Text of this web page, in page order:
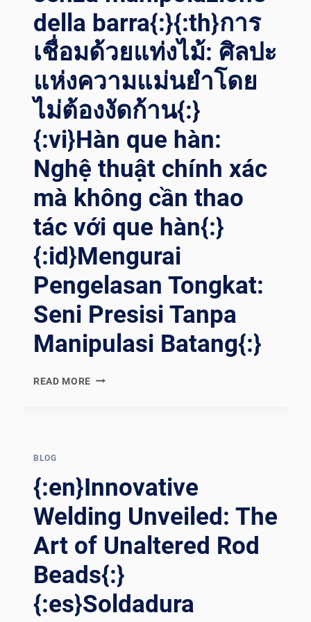
لتميز ف
ي ا
للحام ا
لفضائي ب
استخدام م
للحام{:}{:
YWARD: SV
ELARE L’
ECCELLENZA DE
LLA SA
LDATURA AE
ROSPAZIALE CO
N I
MA
NIPOLATORI DI
SA
LDATURA{:}{:
TH}คว
่นยำระ
YWARD: เผ
ื่อมด้
านกา
รบิ
นแล
กาศด้
วยหุ
่นยน
della barra{:}{:th}การ
เชื่อมด้วยแท่งไม้: ศิลปะ
แห่งความแม่นยำโดย
ไม่ต้องงัดก้าน{:}
{:vi}Hàn que hàn:
Nghệ thuật chính xác
mà không cần thao
tác với que hàn{:}
{:id}Mengurai
Pengelasan Tongkat:
Seni Presisi Tanpa
Manipulasi Batang{:}
READ MORE {:EN}UNRAVELING
WITHOUT
ROD
MANIPULATION{:}
{:ES}DESENTRAÑAR
LA
SOLDADURA
CON
VARILLA:
BLOG
{:en}Innovative
Welding Unveiled: The
Art of Unaltered Rod
Beads{:}
{:es}Soldadura